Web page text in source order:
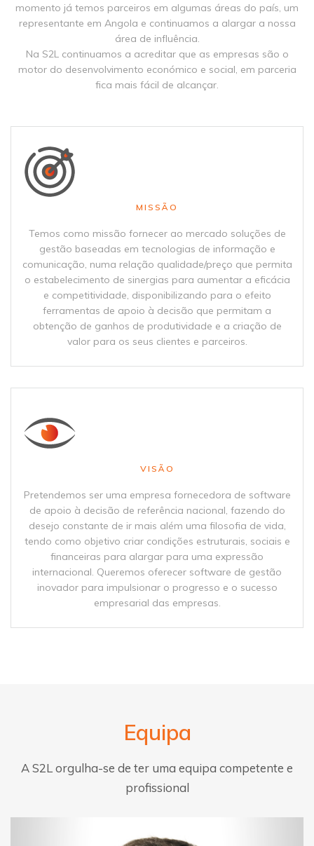
momento já temos parceiros em algumas áreas do país, um
representante em Angola e continuamos a alargar a nossa
área de influência.
Na S2L continuamos a acreditar que as empresas são o
motor do desenvolvimento económico e social, em parceria
fica mais fácil de alcançar.
MISSÃO
Temos como missão fornecer ao mercado soluções de
gestão baseadas em tecnologias de informação e
comunicação, numa relação qualidade/preço que permita
o estabelecimento de sinergias para aumentar a eficácia
e competitividade, disponibilizando para o efeito
ferramentas de apoio à decisão que permitam a
obtenção de ganhos de produtividade e a criação de
valor para os seus clientes e parceiros.
VISÃO
Pretendemos ser uma empresa fornecedora de software
de apoio à decisão de referência nacional, fazendo do
desejo constante de ir mais além uma filosofia de vida,
tendo como objetivo criar condições estruturais, sociais e
financeiras para alargar para uma expressão
internacional. Queremos oferecer software de gestão
inovador para impulsionar o progresso e o sucesso
empresarial das empresas.
Equipa
A S2L orgulha-se de ter uma equipa competente e
profissional